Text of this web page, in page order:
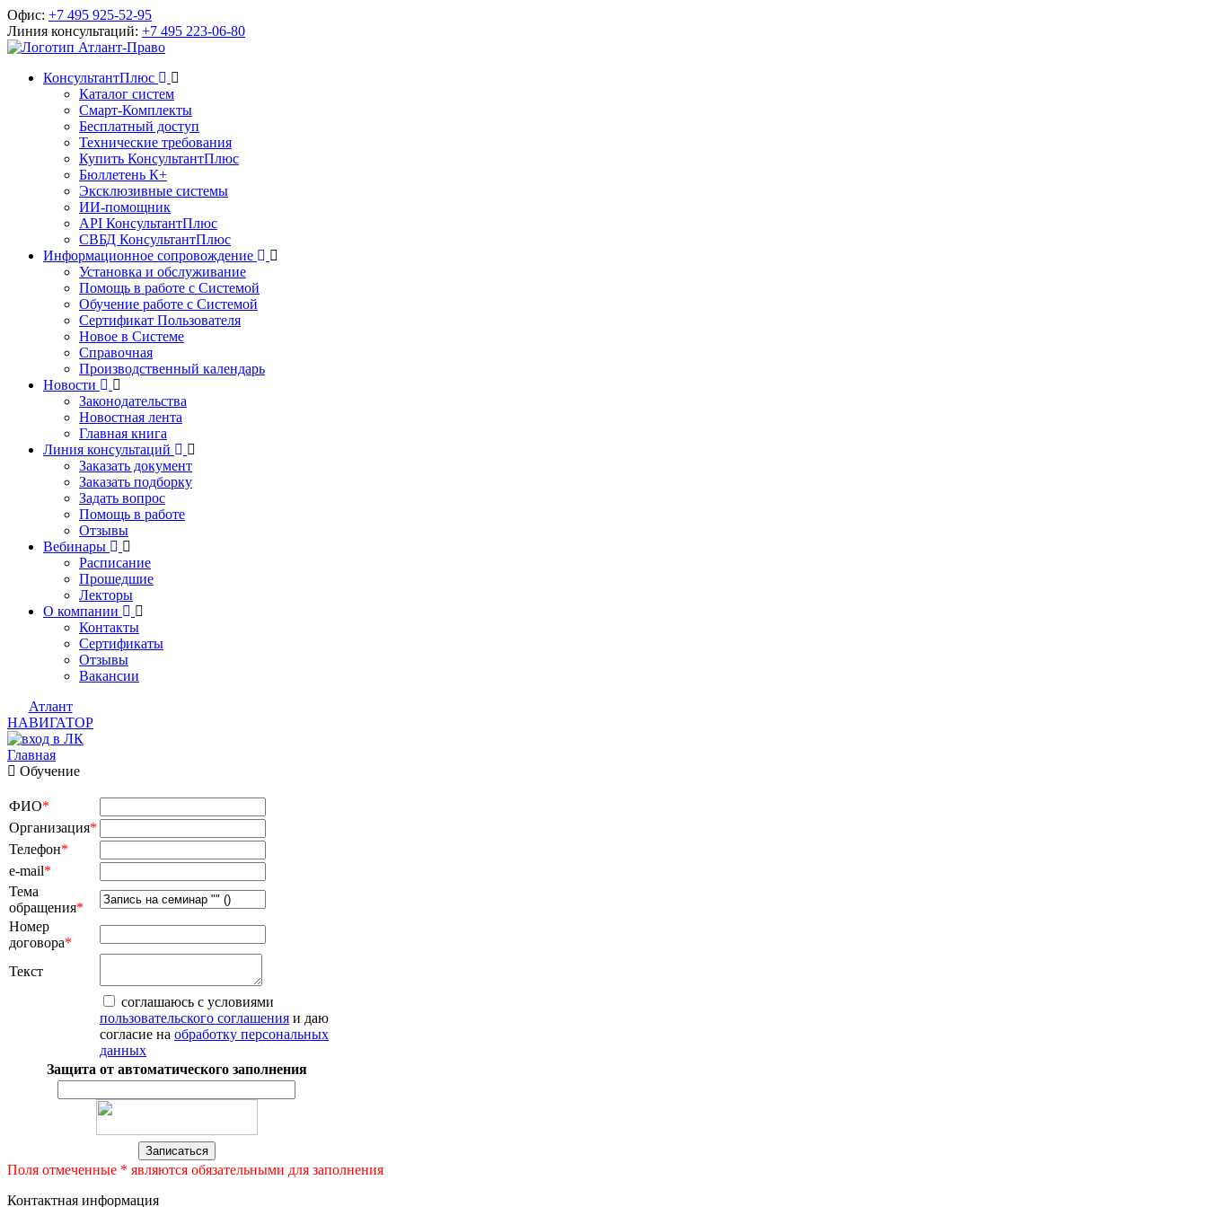
Офис: +7 495 925-52-95
Линия консультаций: +7 495 223-06-80
КонсультантПлюс
Каталог систем
Смарт-Комплекты
Бесплатный доступ
Технические требования
Купить КонсультантПлюс
Бюллетень К+
Эксклюзивные системы
ИИ-помощник
API КонсультантПлюс
СВБД КонсультантПлюс
Информационное сопровождение
Установка и обслуживание
Помощь в работе с Системой
Обучение работе с Системой
Сертификат Пользователя
Новое в Системе
Справочная
Производственный календарь
Новости
Законодательства
Новостная лента
Главная книга
Линия консультаций
Заказать документ
Заказать подборку
Задать вопрос
Помощь в работе
Отзывы
Вебинары
Расписание
Прошедшие
Лекторы
О компании
Контакты
Сертификаты
Отзывы
Вакансии
Атлант
НАВИГАТОР
Главная
Обучение
ФИО*
Организация*
Телефон*
e-mail*
Тема
обращения*
Номер
договора*
Текст
соглашаюсь с условиями
пользовательского соглашения и даю
согласие на обработку персональных
данных
Защита от автоматического заполнения
Поля отмеченные * являются обязательными для заполнения
Контактная информация